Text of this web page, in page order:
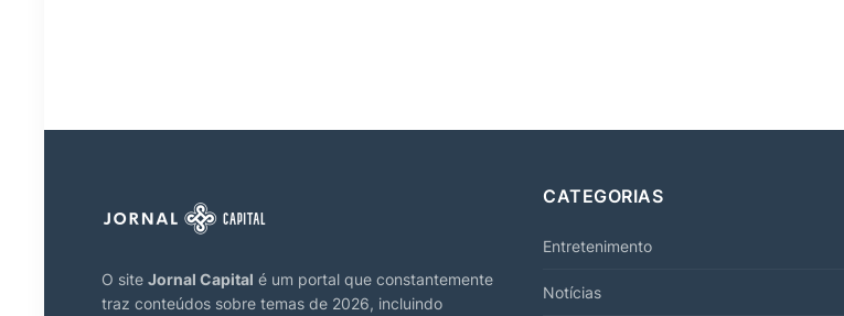
O site Jornal Capital é um portal que constantemente
traz conteúdos sobre temas de 2026, incluindo
CATEGORIAS
Entretenimento
Notícias